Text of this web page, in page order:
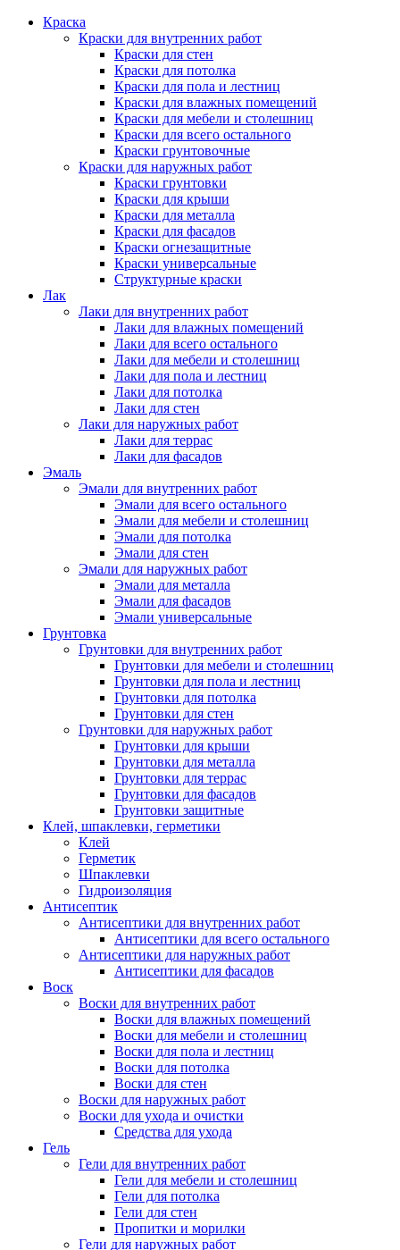
Краска
Краски для внутренних работ
Краски для стен
Краски для потолка
Краски для пола и лестниц
Краски для влажных помещений
Краски для мебели и столешниц
Краски для всего остального
Краски грунтовочные
Краски для наружных работ
Краски грунтовки
Краски для крыши
Краски для металла
Краски для фасадов
Краски огнезащитные
Краски универсальные
Структурные краски
Лак
Лаки для внутренних работ
Лаки для влажных помещений
Лаки для всего остального
Лаки для мебели и столешниц
Лаки для пола и лестниц
Лаки для потолка
Лаки для стен
Лаки для наружных работ
Лаки для террас
Лаки для фасадов
Эмаль
Эмали для внутренних работ
Эмали для всего остального
Эмали для мебели и столешниц
Эмали для потолка
Эмали для стен
Эмали для наружных работ
Эмали для металла
Эмали для фасадов
Эмали универсальные
Грунтовка
Грунтовки для внутренних работ
Грунтовки для мебели и столешниц
Грунтовки для пола и лестниц
Грунтовки для потолка
Грунтовки для стен
Грунтовки для наружных работ
Грунтовки для крыши
Грунтовки для металла
Грунтовки для террас
Грунтовки для фасадов
Грунтовки защитные
Клей, шпаклевки, герметики
Клей
Герметик
Шпаклевки
Гидроизоляция
Антисептик
Антисептики для внутренних работ
Антисептики для всего остального
Антисептики для наружных работ
Антисептики для фасадов
Воск
Воски для внутренних работ
Воски для влажных помещений
Воски для мебели и столешниц
Воски для пола и лестниц
Воски для потолка
Воски для стен
Воски для наружных работ
Воски для ухода и очистки
Средства для ухода
Гель
Гели для внутренних работ
Гели для мебели и столешниц
Гели для потолка
Гели для стен
Пропитки и морилки
Гели для наружных работ